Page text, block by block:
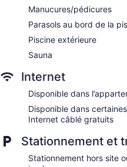
Beauty salon
Newspapers in lobby
Onsite shopping
Bellhop
Elevator
Smoking in designated
Bar or lounge
Coffee shop
Bar by the pool
Manucures/pédicures
Parasols au bord de la
Piscine extérieure
Sauna
Internet
Disponible dans
Disponible dans
Internet câblé gratuits
Stationnement et
Stationnement hors site